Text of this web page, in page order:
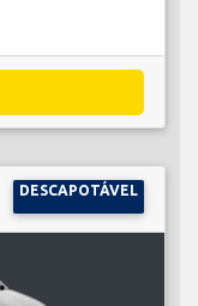
DESCAPOTÁVEL